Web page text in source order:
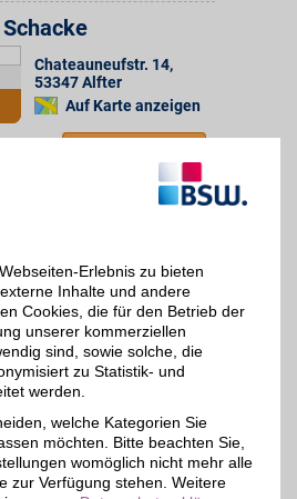
Chateauneufstr. 14,
53347Alfter
Auf Karte anzeigen
für den Körper dank
Nahrungsergänzungsmitteln
aus ausgewählten
Naturprodukten - und das
seit über 40 Jahren!
Zum Partnerprofil
Erlebnis zu bieten
Inhalte und andere
Cookies, die für den Betrieb der
unserer kommerziellen
sind, sowie solche, die
zu Statistik- und
werden.
welche Kategorien Sie
möchten. Bitte beachten Sie,
womöglich nicht mehr alle
zur Verfügung stehen. Weitere